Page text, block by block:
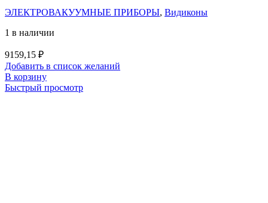
ЭЛЕКТРОВАКУУМНЫЕ ПРИБОРЫ, Видиконы
1 в наличии
9159,15 ₽
Добавить в список желаний
В корзину
Быстрый просмотр